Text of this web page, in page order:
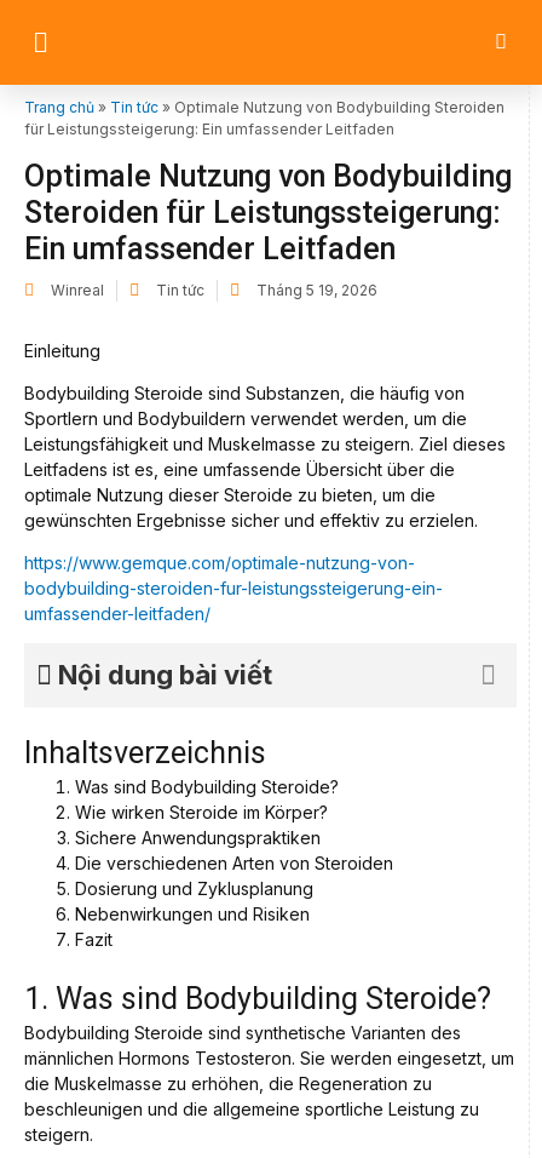
Trang chủ » Tin tức » Optimale Nutzung von Bodybuilding Steroiden
für Leistungssteigerung: Ein umfassender Leitfaden
Optimale Nutzung von Bodybuilding
Steroiden für Leistungssteigerung:
Ein umfassender Leitfaden
Winreal Tin tức Tháng 5 19, 2026
Einleitung
Bodybuilding Steroide sind Substanzen, die häufig von
Sportlern und Bodybuildern verwendet werden, um die
Leistungsfähigkeit und Muskelmasse zu steigern. Ziel dieses
Leitfadens ist es, eine umfassende Übersicht über die
optimale Nutzung dieser Steroide zu bieten, um die
gewünschten Ergebnisse sicher und effektiv zu erzielen.
https://www.gemque.com/optimale-nutzung-von-
bodybuilding-steroiden-fur-leistungssteigerung-ein-
umfassender-leitfaden/
Nội dung bài viết
Inhaltsverzeichnis
Was sind Bodybuilding Steroide?
Wie wirken Steroide im Körper?
Sichere Anwendungspraktiken
Die verschiedenen Arten von Steroiden
Dosierung und Zyklusplanung
Nebenwirkungen und Risiken
Fazit
1. Was sind Bodybuilding Steroide?
Bodybuilding Steroide sind synthetische Varianten des
männlichen Hormons Testosteron. Sie werden eingesetzt, um
die Muskelmasse zu erhöhen, die Regeneration zu
beschleunigen und die allgemeine sportliche Leistung zu
steigern.